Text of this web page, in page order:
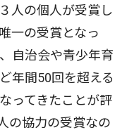
人の個人が受賞し
一の受賞となっ
自治会や青少年育
年間50回を超える
ってきたことが評
の協力の受賞なの